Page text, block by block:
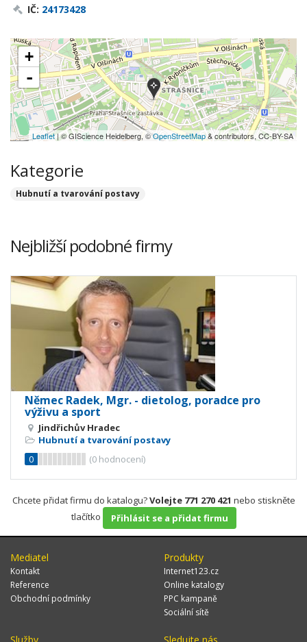
IČ: 24173428
+
-
Leaflet| © GIScience Heidelberg, ©OpenStreetMap& contributors, CC-BY-SA
Kategorie
Hubnutí a tvarování postavy
Nejbližší podobné firmy
Němec Radek, Mgr. - dietolog, poradce pro
výživu a sport
Jindřichův Hradec
Hubnutí a tvarování postavy
0
(0 hodnocení)
Chcete přidat firmu do katalogu?Volejte 771 270 421 nebo stiskněte
tlačítko
Přihlásit se a přidat firmu
Mediatel
Kontakt
Reference
Obchodní podmínky
Produkty
Internet123.cz
Online katalogy
PPC kampaně
Sociální sítě